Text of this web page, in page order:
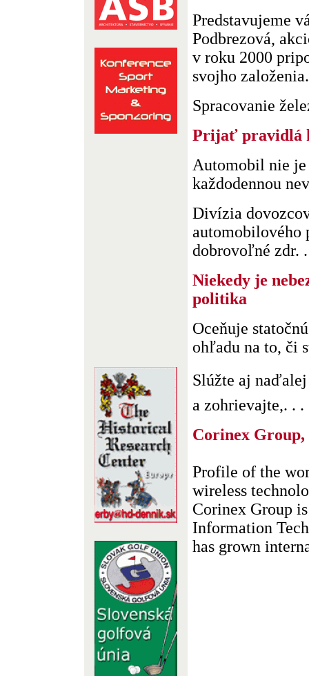
Predstavujeme
Podbrezová,
v roku 2000
svojho založenia.
Spracovanie
Prijať pravidlá
Automobil nie je
každodennou
Divízia
automobilového
dobrovoľné zdr.
Niekedy je
politika
Oceňuje
ohľadu na to, či
Slúžte aj
a zohrievajte,. . .
Corinex Group,
Profile of the
wireless
Corinex Group
Information
has grown